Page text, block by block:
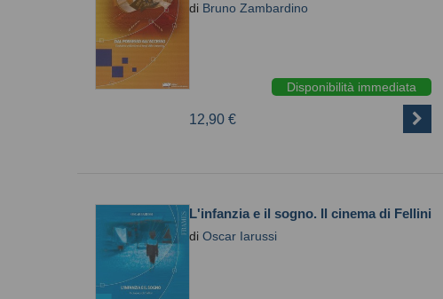
di Bruno Zambardino
Disponibilità immediata
12,90 €
L'infanzia e il sogno. Il cinema di Fellini
di Oscar Iarussi